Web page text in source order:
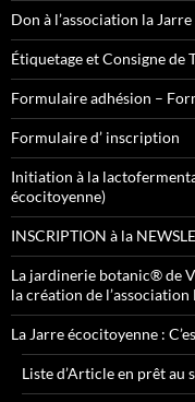
Don à l’association la
Étiquetage et Consigne de
Formulaire adhésion –
Formulaire d’ inscription
Initiation à la
écocitoyenne)
INSCRIPTION à la
La jardinerie botanic® de
la création de l’association
La Jarre écocitoyenne :
Liste d’Article en prêt au